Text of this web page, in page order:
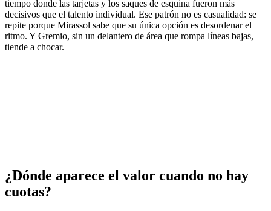
tiempo donde las tarjetas y los saques de esquina fueron más
decisivos que el talento individual. Ese patrón no es casualidad: se
repite porque Mirassol sabe que su única opción es desordenar el
ritmo. Y Gremio, sin un delantero de área que rompa líneas bajas,
tiende a chocar.
¿Dónde aparece el valor cuando no hay
cuotas?